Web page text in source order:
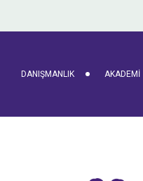
DANIŞMANLIK AKADEMI